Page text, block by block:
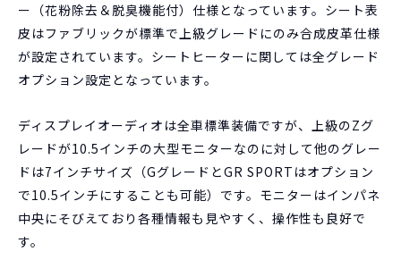
ー（花粉除去＆脱臭機能付）仕様となっています。シート表
皮はファブリックが標準で上級グレードにのみ合成皮革仕様
が設定されています。シートヒーターに関しては全グレード
オプション設定となっています。
ディスプレイオーディオは全車標準装備ですが、上級のZグ
レードが10.5インチの大型モニターなのに対して他のグレー
ドは7インチサイズ（GグレードとGR SPORTはオプション
で10.5インチにすることも可能）です。モニターはインパネ
中央にそびえており各種情報も見やすく、操作性も良好で
す。